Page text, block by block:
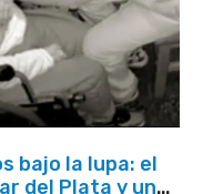
bajo la lupa: el
del Plata y una